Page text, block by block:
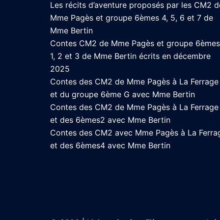
Les récits d’aventure proposés par les CM2
Mme Pagès et groupe 6èmes 4, 5, 6 et 7 de
Mme Bertin
Contes CM2 de Mme Pagès et groupe 6èmes
1, 2 et 3 de Mme Bertin écrits en décembre
2025
Contes des CM2 de Mme Pagès à La Ferrage
et du groupe 6ème G avec Mme Bertin
Contes des CM2 de Mme Pagès à La Ferrage
et des 6èmes2 avec Mme Bertin
Contes des CM2 avec Mme Pagès à La
et des 6èmes4 avec Mme Bertin